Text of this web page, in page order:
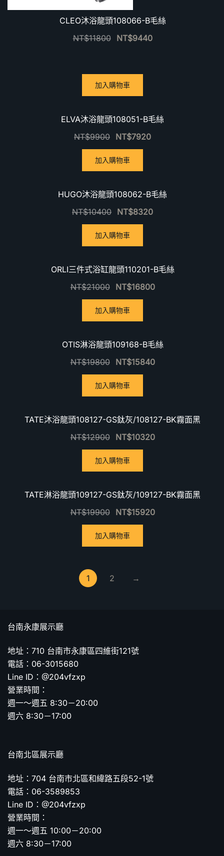
CLEO沐浴龍頭108066-B毛絲
NT$11800 NT$9440
加入購物車
ELVA沐浴龍頭108051-B毛絲
NT$9900 NT$7920
加入購物車
HUGO沐浴龍頭108062-B毛絲
NT$10400 NT$8320
加入購物車
ORLI三件式浴缸龍頭110201-B毛絲
NT$21000 NT$16800
加入購物車
OTIS淋浴龍頭109168-B毛絲
NT$19800 NT$15840
加入購物車
優惠中！
TATE沐浴龍頭108127-GS鈦灰/108127-BK霧面黑
NT$12900 NT$10320
加入購物車
優惠中！
TATE淋浴龍頭109127-GS鈦灰/109127-BK霧面黑
NT$19900 NT$15920
加入購物車
1 2 →
台南永康展示廳
地址：710 台南市永康區四維街121號
電話：06-3015680
Line ID：@204vfzxp
營業時間：
週一～週五 8:30－20:00
週六 8:30－17:00
台南北區展示廳
地址：704 台南市北區和緯路五段52-1號
電話：06-3589853
Line ID：@204vfzxp
營業時間：
週一～週五 10:00－20:00
週六 8:30－17:00